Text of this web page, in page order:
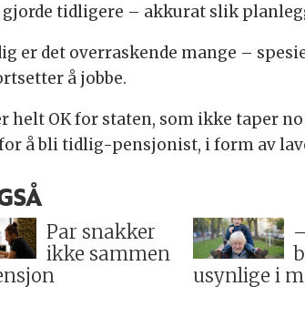
gjorde tidligere – akkurat slik
er det overraskende mange –
å jobbe.
helt OK for staten, som ikke taper
å bli tidlig-pensjonist, i form av
Par snakker
ikke sammen
usynlige i